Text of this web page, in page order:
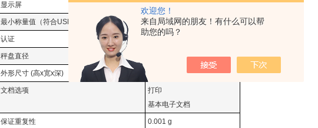
欢迎您！
来自局域网的朋友！有什么可以帮
助您的吗？
显示屏 背光液晶显示屏
最小称量值（符合USP，允差为0.1%，典型） 1.4 g
认证
秤盘直径
外形尺寸 (高x宽x深) 289 mm x 210 mm x 319 mm
文档选项
打印
基本电子文档
保证重复性 0.001 g